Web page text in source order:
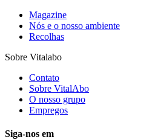
Magazine
Nós e o nosso ambiente
Recolhas
Sobre Vitalabo
Contato
Sobre VitalAbo
O nosso grupo
Empregos
Siga-nos em